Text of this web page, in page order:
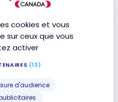
cookies et vous
sur ceux que vous
activer
(13)
d'audience